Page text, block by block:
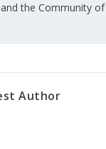
the Community of
Author